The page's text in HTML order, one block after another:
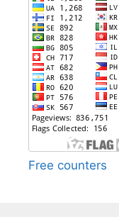
Free counters